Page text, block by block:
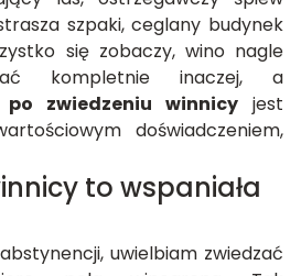
szpaki, ceglany budynek
się zobaczy, wino nagle
kompletnie inaczej, a
zwiedzeniu winnicy jest
doświadczeniem,
to wspaniała
uwielbiam zwiedzać